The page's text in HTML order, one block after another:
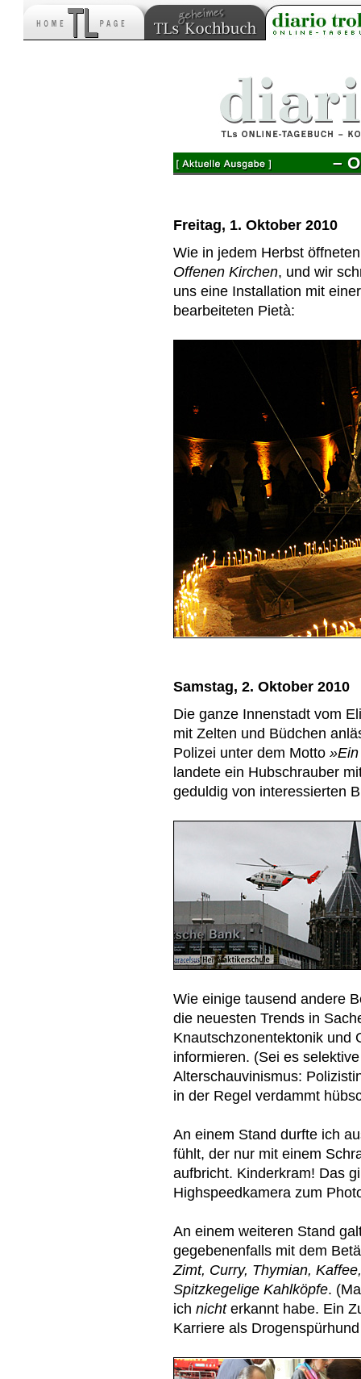
–
Freitag, 1. Oktober 2010
Wie in jedem Herbst
Offenen Kirchen, und wir
uns eine Installation mit
bearbeiteten Pietà:
Samstag, 2. Oktober 2010
Die ganze Innenstadt vom
mit Zelten und Büdchen
Polizei unter dem Motto
landete ein Hubschrauber
geduldig von interessierten
Wie einige tausend andere
die neuesten Trends in
Knautschzonentektonik und
informieren. (Sei es
Alterschauvinismus:
in der Regel verdammt
An einem Stand durfte ich
fühlt, der nur mit einem
aufbricht. Kinderkram! Das
Highspeedkamera zum
An einem weiteren Stand
gegebenenfalls mit dem
Zimt, Curry, Thymian,
Spitzkegelige Kahlköpfe.
ich nichterkannt habe. Ein
Karriere als